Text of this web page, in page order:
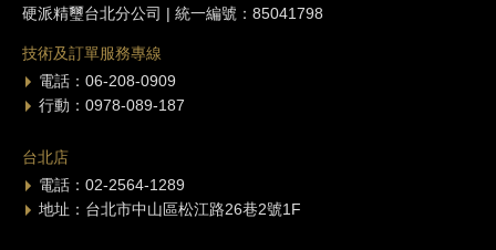
硬派精璽台北分公司 | 統一編號：85041798
技術及訂單服務專線
電話：06-208-0909
行動：0978-089-187
台北店
電話：02-2564-1289
地址：台北市中山區松江路26巷2號1F